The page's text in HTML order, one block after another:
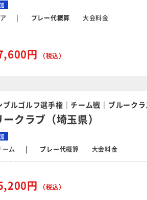
プレー代概算 大会料金
円 （税込）
ルゴルフ選手権｜チーム戦｜ブルーク
クラブ（埼玉県）
ーム プレー代概算 大会料金
円 （税込）